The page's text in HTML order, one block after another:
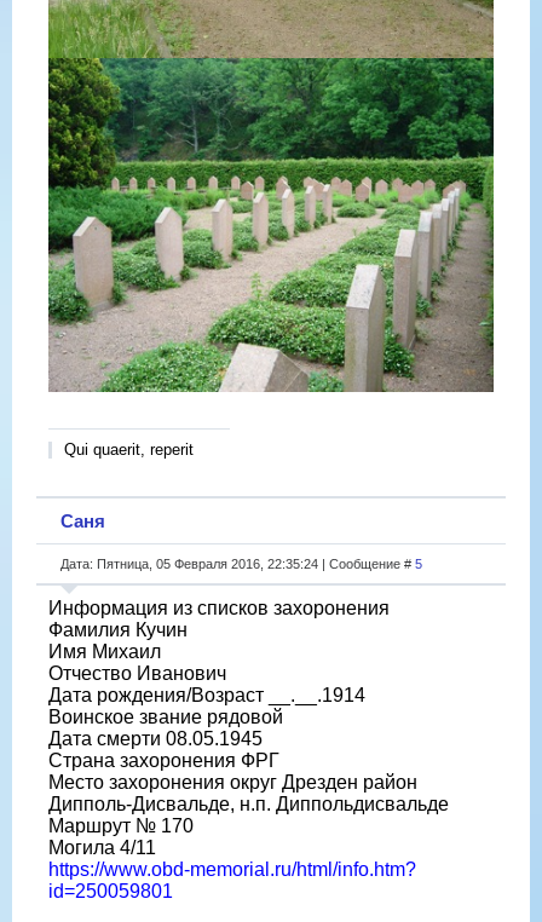
Qui quaerit, reperit
Саня
Дата: Пятница, 05 Февраля 2016, 22:35:24 | Сообщение # 5
Информация из списков захоронения
Фамилия Кучин
Имя Михаил
Отчество Иванович
Дата рождения/Возраст __.__.1914
Воинское звание рядовой
Дата смерти 08.05.1945
Страна захоронения ФРГ
Место захоронения округ Дрезден район
Дипполь-Дисвальде, н.п. Диппольдисвальде
Маршрут № 170
Могила 4/11
https://www.obd-memorial.ru/html/info.htm?
id=250059801